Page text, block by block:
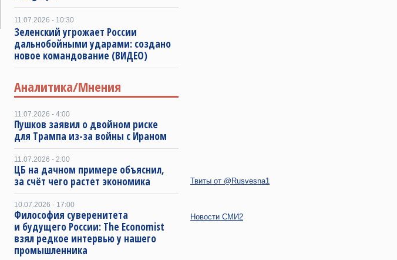
11.07.2026 - 10:30
Зеленский угрожает России
дальнобойными ударами: создано
новое командование (ВИДЕО)
Аналитика/Мнения
11.07.2026 - 4:00
Пушков заявил о двойном риске
для Трампа из-за войны с Ираном
11.07.2026 - 2:00
ЦБ на дачном примере объяснил,
за счёт чего растет экономика
10.07.2026 - 17:00
Философия суверенитета
и будущего России: The Economist
взял редкое интервью у нашего
промышленника
Твиты от @Rusvesna1
Новости СМИ2